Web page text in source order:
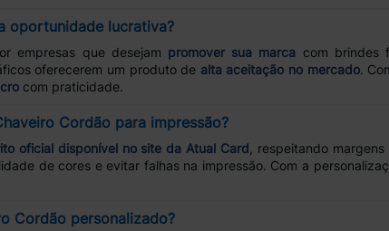
oportunidade lucrativa?
empresas que desejam promover sua marca com brindes
oferecerem um produto de alta aceitação no mercado.
com praticidade.
Cordão para impressão?
oficial disponível no site da Atual Card , respeitando
de cores e evitar falhas na impressão. Com a
Cordão personalizado?